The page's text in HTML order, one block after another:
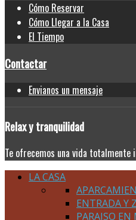
Cómo Reservar
Cómo Llegar a la Casa
El Tiempo
Contactar
Envianos un mensaje
Relaxy tranquilidad
Te ofrecemos una vida totalmente
LA CASA
ENTRADA Y
PARAISO EN